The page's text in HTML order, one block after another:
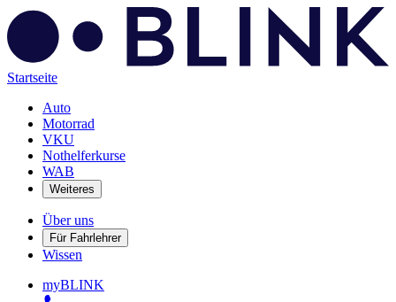
Startseite
Auto
Motorrad
VKU
Nothelferkurse
WAB
Weiteres
Über uns
Für Fahrlehrer
Wissen
myBLINK